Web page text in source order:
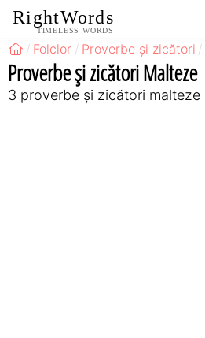
RightWords
TIMELESS WORDS
Folclor Proverbe și zicători
Proverbe și zicători Malteze
3 proverbe și zicători malteze